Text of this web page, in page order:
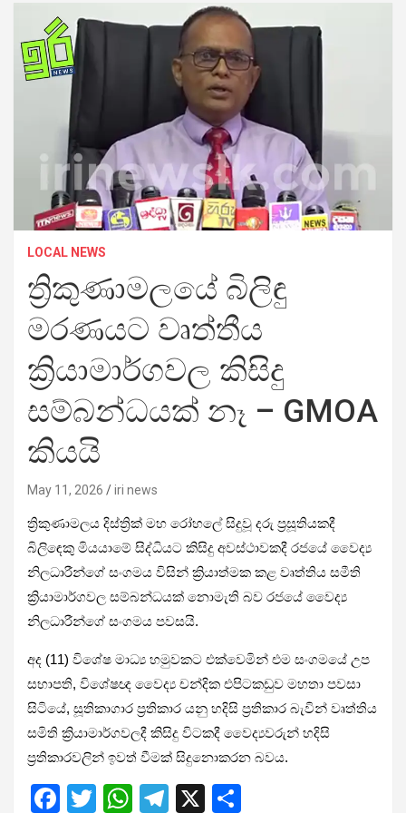
LOCAL NEWS
ත්‍රිකුණාමලයේ බිලිඳු
මරණයට වෘත්තීය
ක්‍රියාමාර්ගවල කිසිදු
සම්බන්ධයක් නෑ – GMOA
කියයි
May 11, 2026 iri news
ත්‍රිකුණාමලය දිස්ත්‍රික් මහ රෝහලේ සිදුවූ දරු ප්‍රසූතියකදී
බිලිඳෙකු මියයාමේ සිද්ධියට කිසිදු අවස්ථාවකදී රජයේ වෛද්‍ය
නිලධාරීන්ගේ සංගමය විසින් ක්‍රියාත්මක කළ වෘත්තිය සමීති
ක්‍රියාමාර්ගවල සම්බන්ධයක් නොමැති බව රජයේ වෛද්‍ය
නිලධාරීන්ගේ සංගමය පවසයි.
අද (11) විශේෂ මාධ්‍ය හමුවකට එක්වෙමින් එම සංගමයේ උප
සභාපති, විශේෂඥ වෛද්‍ය චන්දික එපිටකඩුව මහතා පවසා
සිටියේ, සූතිකාගාර ප්‍රතිකාර යනු හදිසි ප්‍රතිකාර බැවින් වෘත්තිය
සමිති ක්‍රියාමාර්ගවලදී කිසිදු විටකදී වෛද්‍යවරුන් හදිසි
ප්‍රතිකාරවලින් ඉවත් වීමක් සිදුනොකරන බවය.
F
T
W T
X